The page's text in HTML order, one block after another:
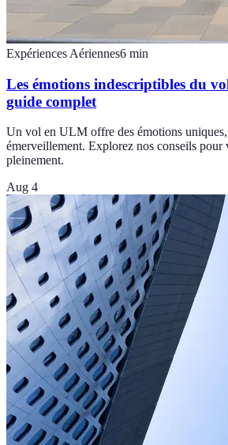
Expériences Aériennes6 min
Les émotions indescriptibles du
guide complet
Un vol en ULM offre des émotions
émerveillement. Explorez nos conseils pour
pleinement.
Aug 4